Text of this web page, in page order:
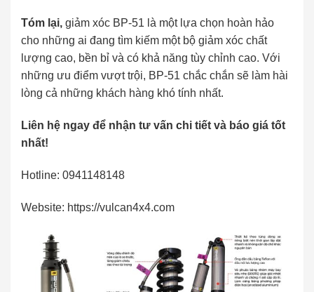
Tóm lại, giảm xóc BP-51 là một lựa chọn hoàn hảo
cho những ai đang tìm kiếm một bộ giảm xóc chất
lượng cao, bền bỉ và có khả năng tùy chỉnh cao. Với
những ưu điểm vượt trội, BP-51 chắc chắn sẽ làm hài
lòng cả những khách hàng khó tính nhất.
Liên hệ ngay để nhận tư vấn chi tiết và báo giá tốt
nhất!
Hotline: 0941148148
Website: https://vulcan4x4.com